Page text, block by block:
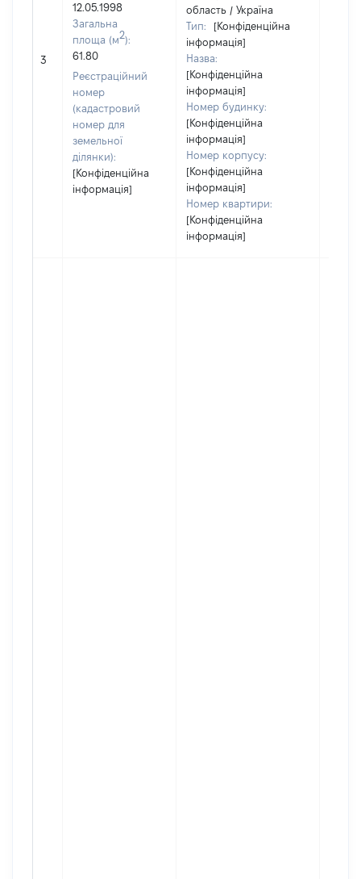
3
12.05.1998
Загальна
площа (м2):
61.80
Реєстраційний
номер
(кадастровий
номер для
земельної
ділянки):
[Конфіденційна
інформація]
область / Україна
Тип:
[Конфіденційна
інформація]
Назва:
[Конфіденційна
інформація]
Номер будинку:
[Конфіденційна
інформація]
Номер корпусу:
[Конфіденційна
інформація]
Номер квартири:
[Конфіденційна
інформація]